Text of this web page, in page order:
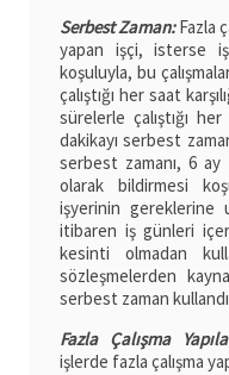
Serbest Zaman:Fazla
yapan işçi, isterse
koşuluyla, bu
çalıştığı her saat
sürelerle çalıştığı
dakikayı serbest
serbest zamanı, 6 ay
olarak bildirmesi
işyerinin gereklerine
itibaren iş günleri
kesinti olmadan
sözleşmelerden
serbest zaman
Fazla Çalışma
işlerde fazla çalışma